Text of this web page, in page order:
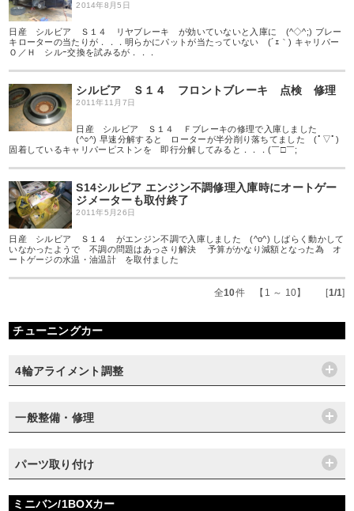
2014年8月5日
日産 シルビア Ｓ１４ リヤブレーキ が効いていないと入庫に (^◇^;) ブレー
キローターの当たりが．．．明らかにパットが当たっていない (´ｪ｀) キャリパー
Ｏ／Ｈ シルｰ交換を試みるが．．．
シルビア Ｓ１４ フロントブレーキ 点検 修理
2011年11月7日
日産 シルビア Ｓ１４ Ｆブレーキの修理で入庫しました
(^○^) 早速分解すると ローターが半分削り落ちてました (ﾟ▽ﾟ)
固着しているキャリパーピストンを 即行分解してみると．．．(￣□￣;
S14シルビア エンジン不調修理入庫時にオートゲー
ジメーターも取付終了
2011年5月26日
日産 シルビア Ｓ１４ がエンジン不調で入庫しました (^o^) しばらく動かして
いなかったようで 不調の問題はあっさり解決 予算がかなり減額となった為 オ
ートゲージの水温・油温計 を取付ました
全10件 【1 ～ 10】 [1/1]
チューニングカー
4輪アライメント調整
一般整備・修理
パーツ取り付け
ミニバン/1BOXカー